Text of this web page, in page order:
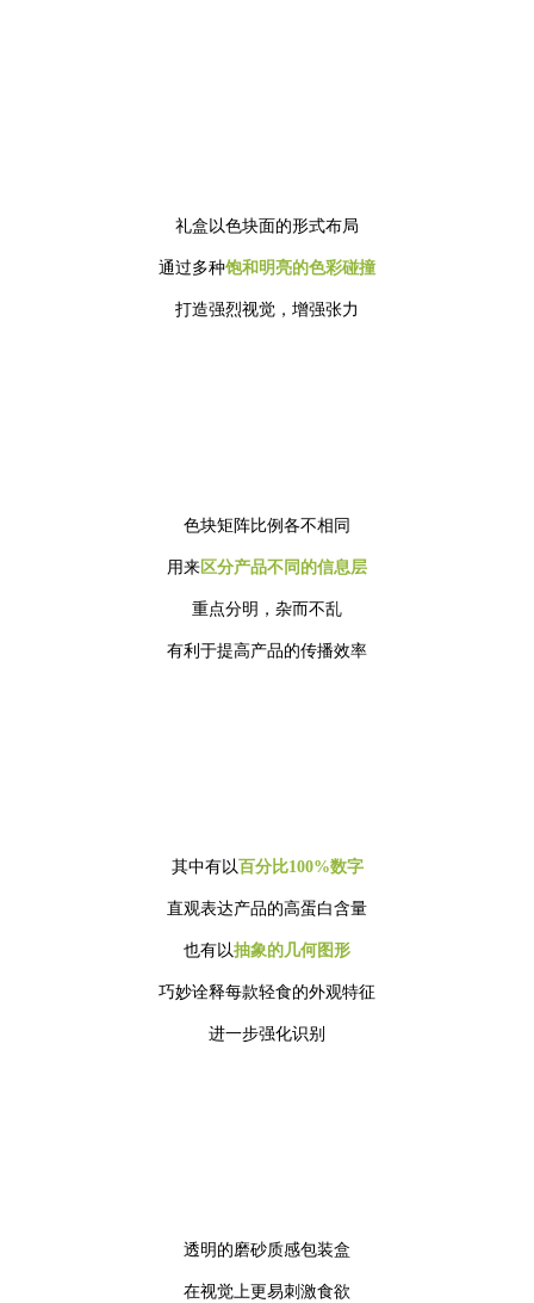
礼盒以色块面的形式布局
通过多种饱和明亮的色彩碰撞
打造强烈视觉，增强张力
色块矩阵比例各不相同
用来区分产品不同的信息层
重点分明，杂而不乱
有利于提高产品的传播效率
其中有以百分比100%数字
直观表达产品的高蛋白含量
也有以抽象的几何图形
巧妙诠释每款轻食的外观特征
进一步强化识别
透明的磨砂质感包装盒
在视觉上更易刺激食欲